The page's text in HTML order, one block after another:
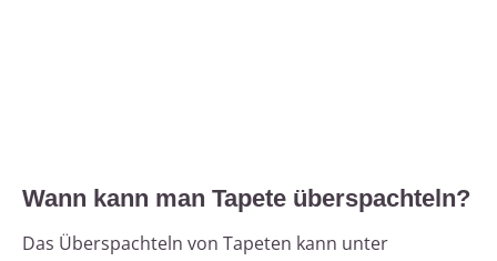
Wann kann man Tapete überspachteln?
Das Überspachteln von Tapeten kann unter